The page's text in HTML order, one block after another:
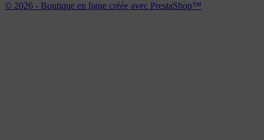
© 2026 - Boutique en ligne créée avec PrestaShop™